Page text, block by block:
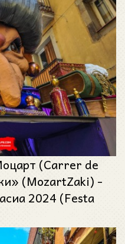
(Carrer de
(MozartZaki) -
2024 (Festa